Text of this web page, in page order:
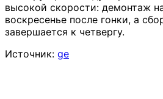
высокой скорости: демонтаж
воскресенье после гонки, а
завершается к четвергу.
Источник: ge